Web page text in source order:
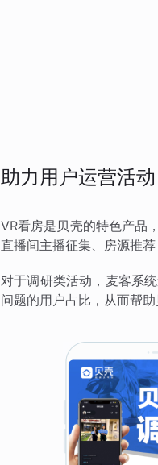
助力用户运营活
VR看房是贝壳的特色产品
直播间主播征集、房源推
对于调研类活动，麦客系
问题的用户占比，从而帮